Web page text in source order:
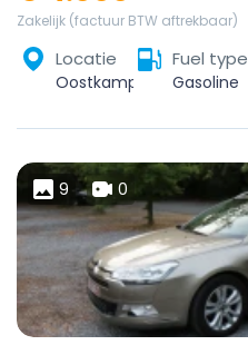
Zakelijk (factuur BTW aftrekbaar)
Locatie Fuel type
Gasoline
9 0